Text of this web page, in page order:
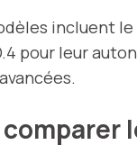
incluent le
pour leur